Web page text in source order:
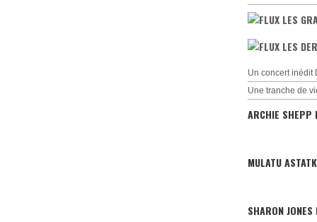
LES
LES
Un concert inédit
Une tranche de
ARCHIE SHEPP
MULATU
SHARON